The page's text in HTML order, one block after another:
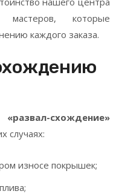
которые
каждого заказа.
схождение»
случаях:
износе покрышек;